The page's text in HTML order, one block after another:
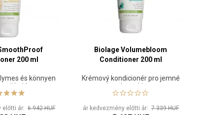
200 ml
és könnyen
hajért
előtti ár: 6 942 HUF
Biolage Volumebloom
Conditioner 200 ml
Krémový kondicionér pro jemné
vlasy bez objemu
ár kedvezmény előtti ár:7 339 HUF